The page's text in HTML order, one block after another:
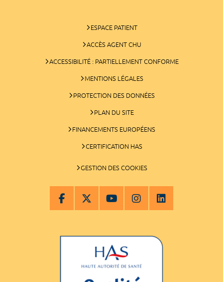
ESPACE PATIENT
ACCÈS AGENT CHU
ACCESSIBILITÉ : PARTIELLEMENT CONFORME
MENTIONS LÉGALES
PROTECTION DES DONNÉES
PLAN DU SITE
FINANCEMENTS EUROPÉENS
CERTIFICATION HAS
GESTION DES COOKIES